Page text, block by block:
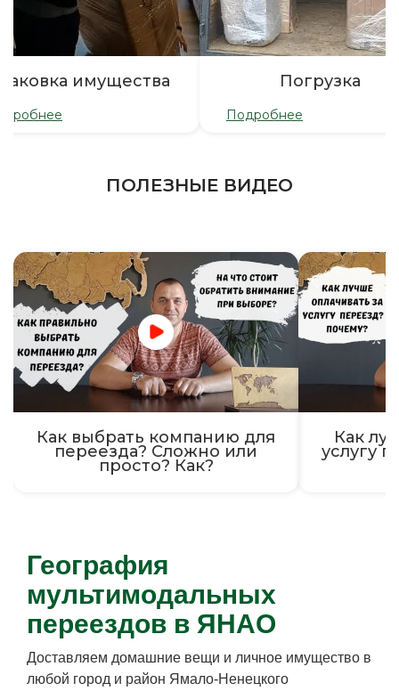
имущества Погрузка
Подробнее
ПОЛЕЗНЫЕ ВИДЕО
Как выбрать компанию для
переезда? Сложно или
просто? Как?
Как
услугу
География
мультимодальных
переездов в ЯНАО
Доставляем домашние вещи и личное имущество в
любой город и район Ямало-Ненецкого